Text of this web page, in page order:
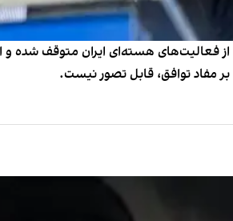
فعالیت‌های هسته‌ای ایران متوقف شده و
مفاد توافق، قابل تصور نیست.